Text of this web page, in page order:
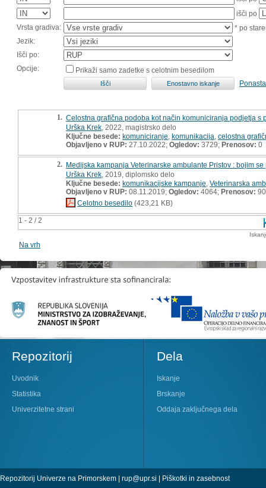
išči po
Vrsta gradiva:
* po
Jezik:
Išči po:
Opcije:
Prikaži samo zadetke s celotnim besedilom
1 - 2 / 2
1. Celostna grafična podoba kot način komuniciranja podjetja
Urška Krek , 2022, magistrsko delo
Ključne besede: komuniciranje komunikacija celostna
Objavljeno v RUP: 27.10.2022; Ogledov: 3729; Prenosov: 0
2. Medijska kampanja Veterinarske ambulante Pristov : bojim
Urška Krek , 2019, diplomsko delo
Ključne besede: komunikacijske kampanje Veterinarska
Objavljeno v RUP: 08.11.2019; Ogledov: 4064; Prenosov: 90
Celotno besedilo (423,21 KB)
Na vrh
Repozitorij
Uvodnik
Statistika
Univerzitetne strani
Dela
Iskanje
Brskanje
Oddaja zaključnega dela
Repozitorij Univerze na Primorskem | rup@upr.si | Piškotki in zasebnost